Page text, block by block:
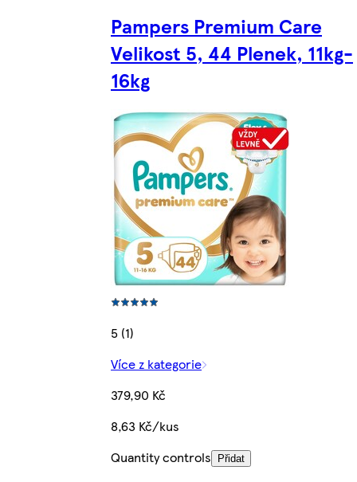
Pampers Premium Care
Velikost 5, 44 Plenek, 11kg-
16kg
5 (1)
Více z kategorie
379,90 Kč
8,63 Kč/kus
Quantity controls
Přidat